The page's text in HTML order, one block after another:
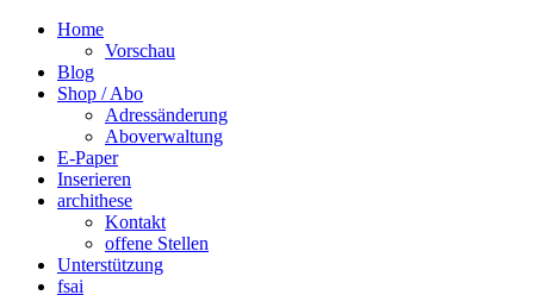
Home
Vorschau
Blog
Shop / Abo
Adressänderung
Aboverwaltung
E-Paper
Inserieren
archithese
Kontakt
offene Stellen
Unterstützung
fsai